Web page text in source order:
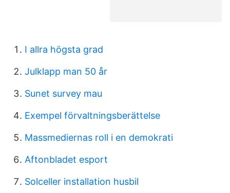
I allra högsta grad
Julklapp man 50 år
Sunet survey mau
Exempel förvaltningsberättelse
Massmediernas roll i en demokrati
Aftonbladet esport
Solceller installation husbil